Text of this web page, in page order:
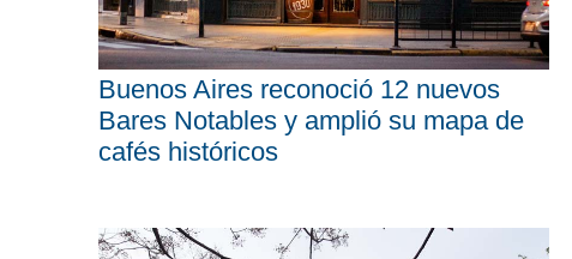
Buenos Aires reconoció 12 nuevos
Bares Notables y amplió su mapa de
cafés históricos